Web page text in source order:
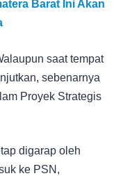
Barat Ini Akan
saat tempat
sebenarnya
Proyek Strategis
digarap oleh
ke PSN,